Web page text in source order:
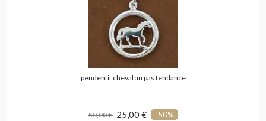
pendentif cheval au pas tendance
50,00 € 25,00 € -50%